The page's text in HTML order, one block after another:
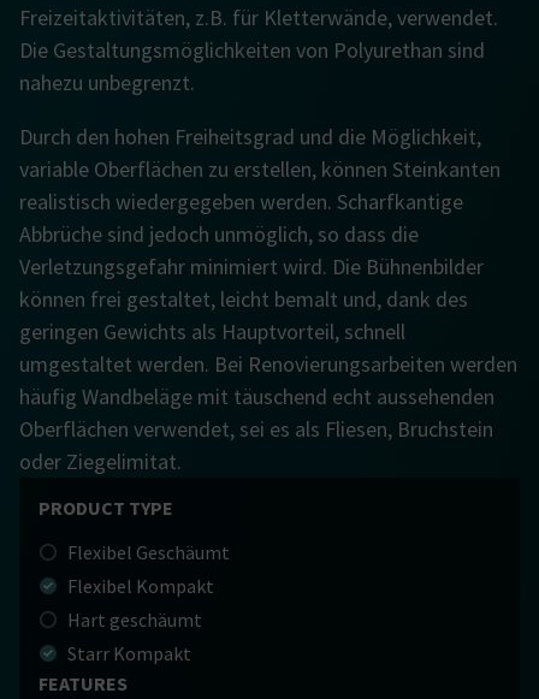
Freizeitaktivitäten, z.B. für Kletterwände, verwendet.
Die Gestaltungsmöglichkeiten von Polyurethan sind
nahezu unbegrenzt.
Durch den hohen Freiheitsgrad und die Möglichkeit,
variable Oberflächen zu erstellen, können Steinkanten
realistisch wiedergegeben werden. Scharfkantige
Abbrüche sind jedoch unmöglich, so dass die
Verletzungsgefahr minimiert wird. Die Bühnenbilder
können frei gestaltet, leicht bemalt und, dank des
geringen Gewichts als Hauptvorteil, schnell
umgestaltet werden. Bei Renovierungsarbeiten werden
häufig Wandbeläge mit täuschend echt aussehenden
Oberflächen verwendet, sei es als Fliesen, Bruchstein
oder Ziegelimitat.
PRODUCT TYPE
Flexibel Geschäumt
Flexibel Kompakt
Hart geschäumt
Starr Kompakt
FEATURES